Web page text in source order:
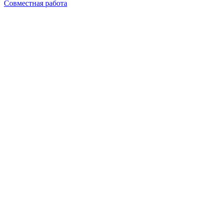
Совместная работа